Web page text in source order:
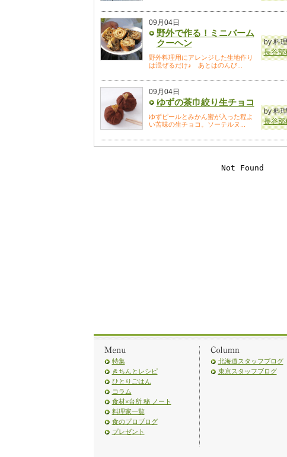
09月04日
野外で作る！ミニバーム
クーヘン
野外料理用にアレンジした生地作り
は混ぜるだけ♪ あとはのんび...
by 料
長谷部
09月04日
ゆずの茶巾絞り生チョコ
ゆずピールとみかん蜜が入った程よ
い苦味の生チョコ。ソーテルヌ...
by 料
長谷部
特集
きちんとレシピ
ひとりごはん
コラム
食材×台所 秘 ノート
料理家一覧
食のプロブログ
プレゼント
北海道スタッフブログ
東京スタッフブログ